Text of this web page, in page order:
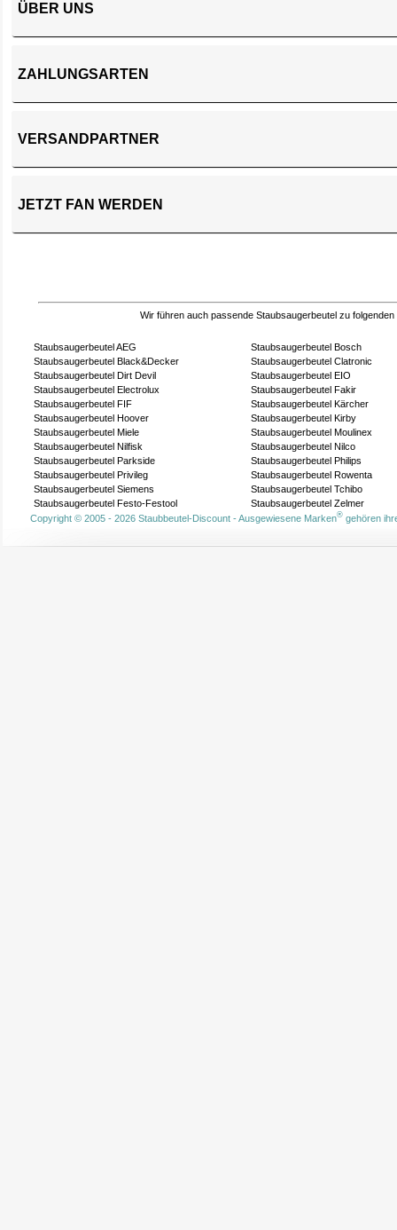
ÜBER UNS
ZAHLUNGSARTEN
VERSANDPARTNER
JETZT FAN WERDEN
Wir führen auch passende Staubsaugerbeutel zu folgenden
Staubsaugerbeutel AEG
Staubsaugerbeutel Bosch
Staubsaugerbeutel Black&Decker
Staubsaugerbeutel Clatronic
Staubsaugerbeutel Dirt Devil
Staubsaugerbeutel EIO
Staubsaugerbeutel Electrolux
Staubsaugerbeutel Fakir
Staubsaugerbeutel FIF
Staubsaugerbeutel Kärcher
Staubsaugerbeutel Hoover
Staubsaugerbeutel Kirby
Staubsaugerbeutel Miele
Staubsaugerbeutel Moulinex
Staubsaugerbeutel Nilfisk
Staubsaugerbeutel Nilco
Staubsaugerbeutel Parkside
Staubsaugerbeutel Philips
Staubsaugerbeutel Privileg
Staubsaugerbeutel Rowenta
Staubsaugerbeutel Siemens
Staubsaugerbeutel Tchibo
Staubsaugerbeutel Festo-Festool
Staubsaugerbeutel Zelmer
Copyright © 2005 - 2026 Staubbeutel-Discount - Ausgewiesene Marken®gehören